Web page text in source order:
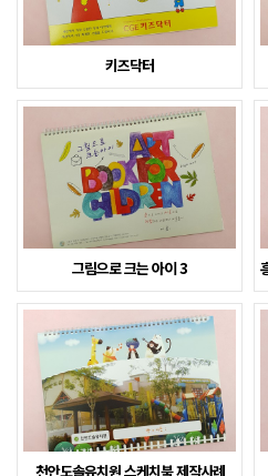
키즈닥터
그림으로 크는 아이 3
천안도솔유치원 스케치북 제작사례